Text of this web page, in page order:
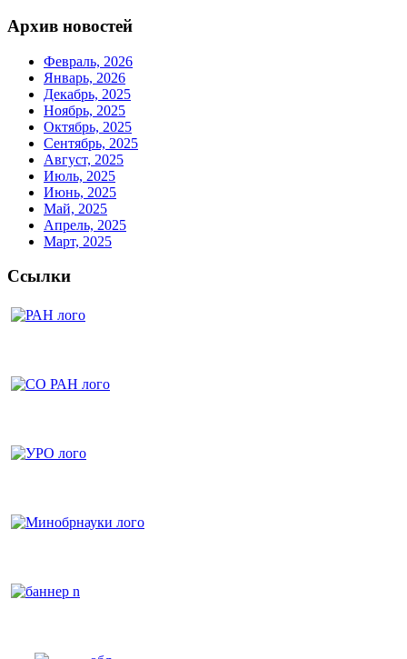
Архив новостей
Февраль, 2026
Январь, 2026
Декабрь, 2025
Ноябрь, 2025
Октябрь, 2025
Сентябрь, 2025
Август, 2025
Июль, 2025
Июнь, 2025
Май, 2025
Апрель, 2025
Март, 2025
Ссылки